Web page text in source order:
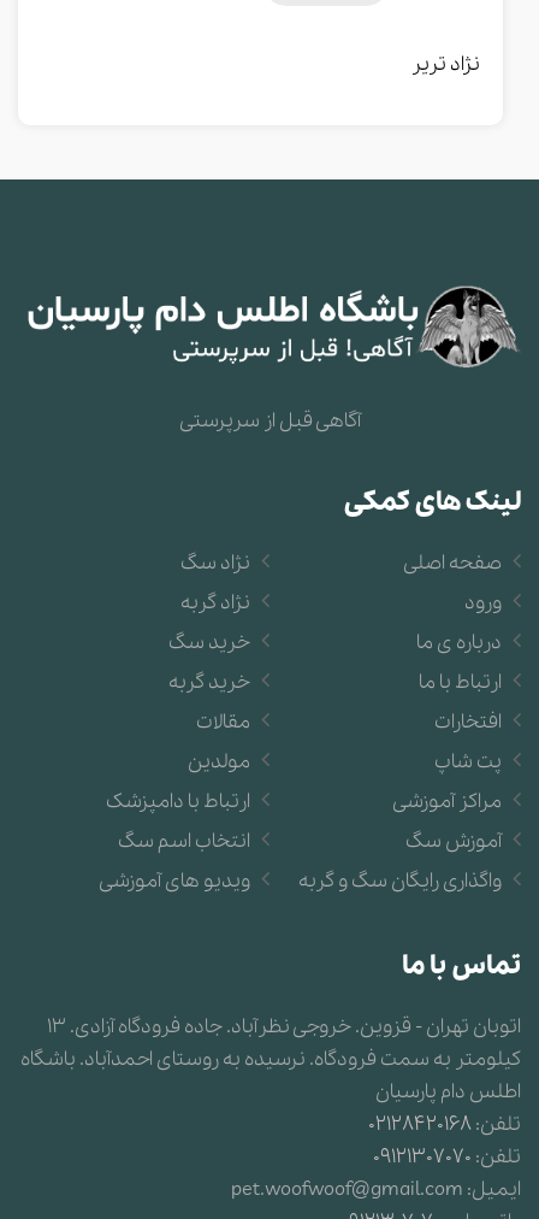
نژاد تریر
آگاهی قبل از سرپرستی
لینک های کمکی
نژاد سگ
نژاد گربه
خرید سگ
خرید گربه
مقالات
مولدین
ارتباط با دامپزشک
انتخاب اسم سگ
ویدیو های آموزشی
صفحه اصلی
ورود
درباره ی ما
ارتباط با ما
افتخارات
پت شاپ
مراکز آموزشی
آموزش سگ
واگذاری رایگان سگ و گربه
تماس با ما
اتوبان تهران - قزوین. خروجی نظرآباد. جاده فرودگاه آزادی. 13
کیلومتر به سمت فرودگاه. نرسیده به روستای احمدآباد. باشگاه
اطلس دام پارسیان
تلفن:02128420168
تلفن: 09121307070
ایمیل: pet.woofwoof@gmail.com